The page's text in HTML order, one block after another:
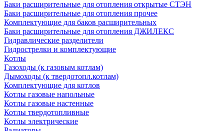
Баки расширительные для отопления открытые СТЭН
Баки расширительные для отопления прочее
Комплектующие для баков расширительных
Баки расширительные для отопления ДЖИЛЕКС
Гидравлические разделители
Гидрострелки и комплектующие
Котлы
Газоходы (к газовым котлам)
Дымоходы (к твердотопл.котлам)
Комплектующие для котлов
Котлы газовые напольные
Котлы газовые настенные
Котлы твердотопливные
Котлы электрические